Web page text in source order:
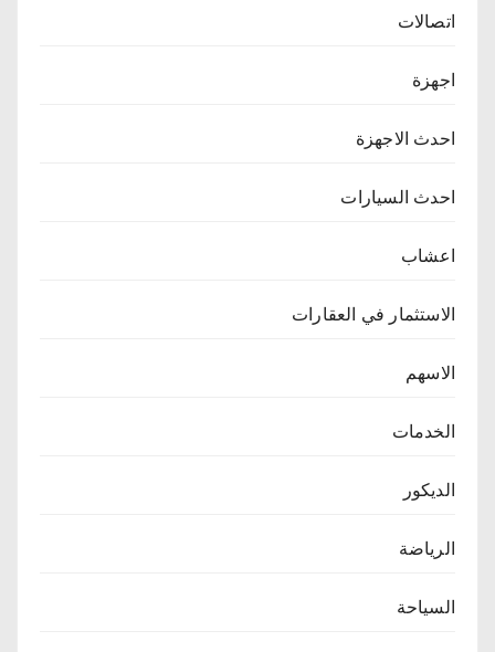
اتصالات
اجهزة
احدث الاجهزة
احدث السيارات
اعشاب
الاستثمار في العقارات
الاسهم
الخدمات
الديكور
الرياضة
السياحة